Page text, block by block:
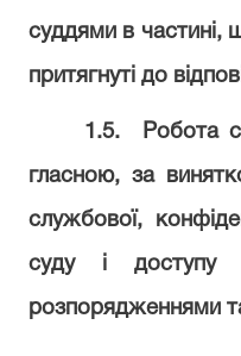
суддями в частині,
притягнуті до
1.5. Робота
гласною, за
службової,
суду і доступу
розпорядженнями